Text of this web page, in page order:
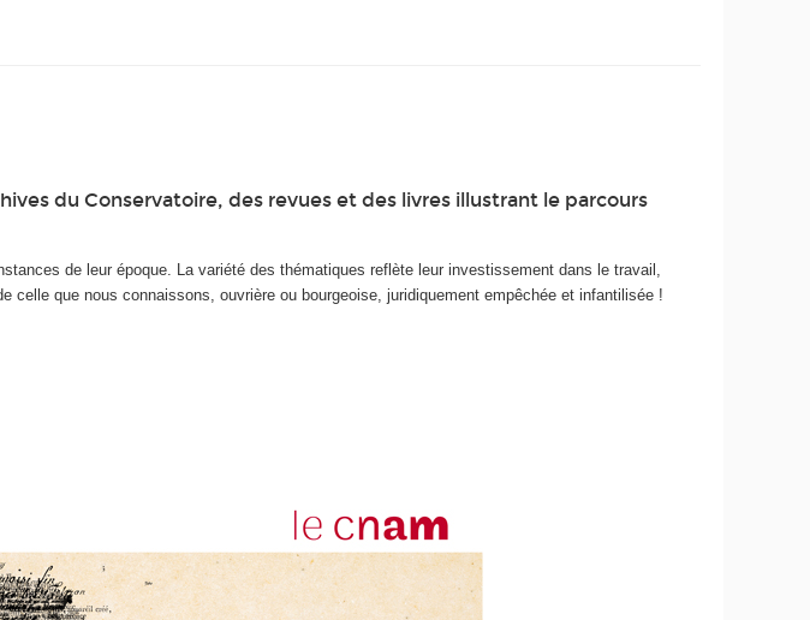
du Conservatoire, des revues et des livres illustrant le parcours
de leur époque. La variété des thématiques reflète leur investissement dans le travail,
que nous connaissons, ouvrière ou bourgeoise, juridiquement empêchée et infantilisée !